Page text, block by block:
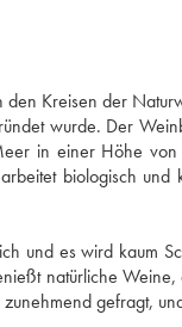
Kreisen der
wurde. Der
in einer Höhe
biologisch und
und es wird kaum
natürliche
gefragt,